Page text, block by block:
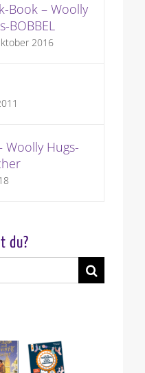
Book – Woolly
BOBBEL
2016
Woolly Hugs-
du?